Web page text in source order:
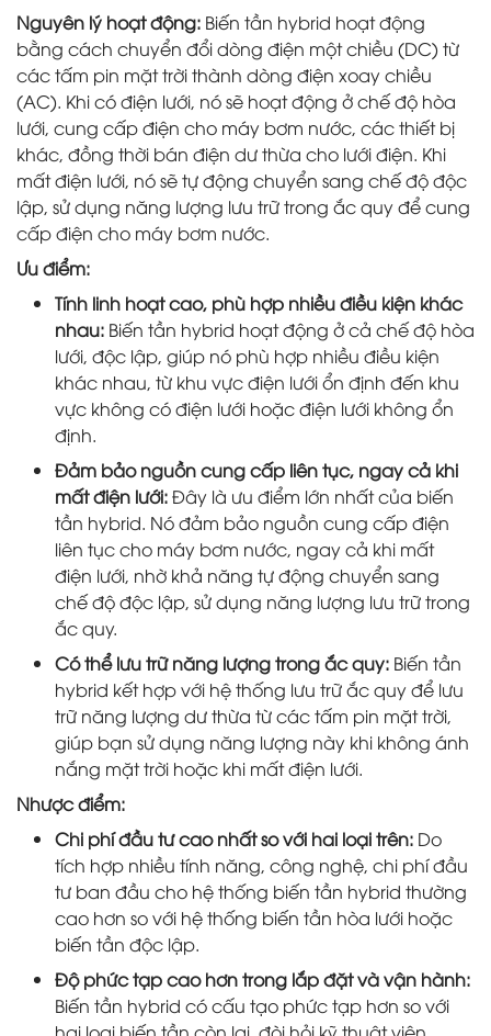
Nguyên lý hoạt động: Biến tần hybrid hoạt động
bằng cách chuyển đổi dòng điện một chiều (DC) từ
các tấm pin mặt trời thành dòng điện xoay chiều
(AC). Khi có điện lưới, nó sẽ hoạt động ở chế độ hòa
lưới, cung cấp điện cho máy bơm nước, các thiết bị
khác, đồng thời bán điện dư thừa cho lưới điện. Khi
mất điện lưới, nó sẽ tự động chuyển sang chế độ độc
lập, sử dụng năng lượng lưu trữ trong ắc quy để cung
cấp điện cho máy bơm nước.
Ưu điểm:
Tính linh hoạt cao, phù hợp nhiều điều kiện khác
nhau: Biến tần hybrid hoạt động ở cả chế độ hòa
lưới, độc lập, giúp nó phù hợp nhiều điều kiện
khác nhau, từ khu vực điện lưới ổn định đến khu
vực không có điện lưới hoặc điện lưới không ổn
định.
Đảm bảo nguồn cung cấp liên tục, ngay cả khi
mất điện lưới:Đây là ưu điểm lớn nhất của biến
tần hybrid. Nó đảm bảo nguồn cung cấp điện
liên tục cho máy bơm nước, ngay cả khi mất
điện lưới, nhờ khả năng tự động chuyển sang
chế độ độc lập, sử dụng năng lượng lưu trữ trong
ắc quy.
Có thể lưu trữ năng lượng trong ắc quy: Biến tần
hybrid kết hợp với hệ thống lưu trữ ắc quy để lưu
trữ năng lượng dư thừa từ các tấm pin mặt trời,
giúp bạn sử dụng năng lượng này khi không ánh
nắng mặt trời hoặc khi mất điện lưới.
Nhược điểm:
Chi phí đầu tư cao nhất so với hai loại trên: Do
tích hợp nhiều tính năng, công nghệ, chi phí đầu
tư ban đầu cho hệ thống biến tần hybrid thường
cao hơn so với hệ thống biến tần hòa lưới hoặc
biến tần độc lập.
Độ phức tạp cao hơn trong lắp đặt và vận hành:
Biến tần hybrid có cấu tạo phức tạp hơn so với